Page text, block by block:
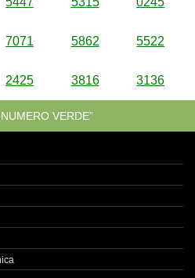
7071 5862 5522
2425 3816 3136
VERDE”